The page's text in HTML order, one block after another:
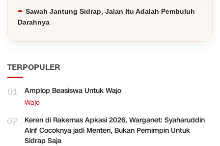
Sawah Jantung Sidrap, Jalan Itu Adalah Pembuluh
Darahnya
TERPOPULER
01 Amplop Beasiswa Untuk Wajo
Wajo
02
Keren di Rakernas Apkasi 2026, Warganet: Syaharuddin
Alrif Cocoknya jadi Menteri, Bukan Pemimpin Untuk
Sidrap Saja